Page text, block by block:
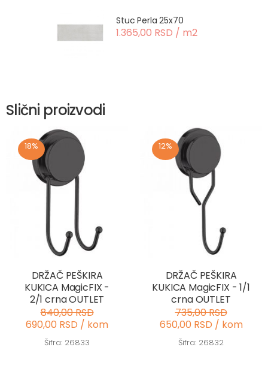
Stuc Perla 25x70
1.365,00 RSD / m2
Slični proizvodi
18%
DRŽAČ PEŠKIRA
KUKICA MagicFIX -
2/1 crna OUTLET
840,00 RSD
690,00 RSD / kom
Šifra: 26833
12%
DRŽAČ PEŠKIRA
KUKICA MagicFIX - 1/1
crna OUTLET
735,00 RSD
650,00 RSD / kom
Šifra: 26832